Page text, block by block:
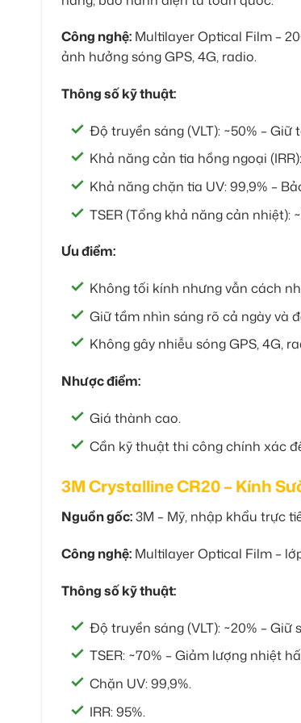
Công nghệ: Multilayer Optical Film –
ảnh hưởng sóng GPS, 4G, radio.
Thông số kỹ thuật:
Độ truyền sáng (VLT): ~50% –
Khả năng cản tia hồng ngoại
Khả năng chặn tia UV: 99,9% –
TSER (Tổng khả năng cản nhiệt):
Ưu điểm:
Không tối kính nhưng vẫn cách
Giữ tầm nhìn sáng rõ cả ngày và
Không gây nhiễu sóng GPS, 4G,
Nhược điểm:
Giá thành cao.
Cần kỹ thuật thi công chính xác
3M Crystalline CR20 – Kính
Nguồn gốc:3M – Mỹ, nhập khẩu trực
Công nghệ: Multilayer Optical Film –
Thông số kỹ thuật:
Độ truyền sáng (VLT): ~20% – Giữ
TSER: ~70% – Giảm lượng nhiệt
Chặn UV: 99,9%.
IRR: 95%.